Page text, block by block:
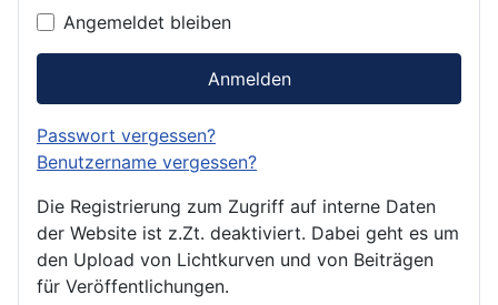
Angemeldet bleiben
Anmelden
Passwort vergessen?
Benutzername vergessen?
Die Registrierung zum Zugriff auf interne Daten
der Website ist z.Zt. deaktiviert. Dabei geht es um
den Upload von Lichtkurven und von Beiträgen
für Veröffentlichungen.